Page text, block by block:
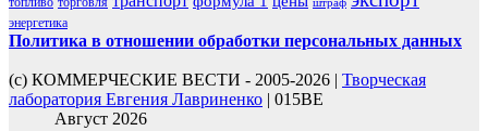
штраф
энергетика
Политика в отношении обработки персональных данных
(с) КОММЕРЧЕСКИЕ ВЕСТИ - 2005-2026 | Творческая
лаборатория Евгения Лавриненко | 015BE
Август 2026